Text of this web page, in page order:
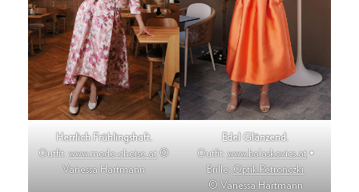
Herrlich Frühlingshaft.
Outfit: www.mode-choise.at ©
Vanessa Hartmann
Edel Glänzend.
Outfit: www.balaskovics.at•
Brille: Optik Petronczki
© Vanessa Hartmann